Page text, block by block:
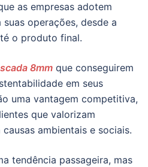
as empresas adotem
operações, desde a
o produto final.
8mm que conseguirem
em seus
uma vantagem competitiva,
que valorizam
ambientais e sociais.
tendência passageira, mas